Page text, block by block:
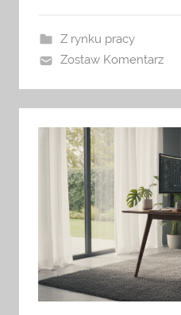
Z rynku pracy
Zostaw Komentarz